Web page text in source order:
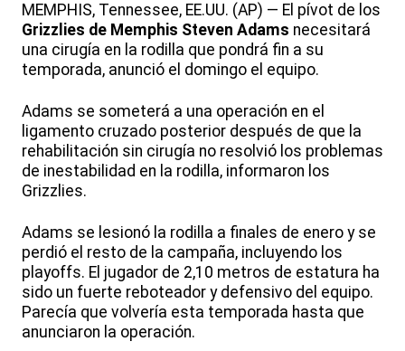
MEMPHIS, Tennessee, EE.UU. (AP) — El pívot de los
Grizzlies de Memphis Steven Adams necesitará
una cirugía en la rodilla que pondrá fin a su
temporada, anunció el domingo el equipo.
Adams se someterá a una operación en el
ligamento cruzado posterior después de que la
rehabilitación sin cirugía no resolvió los problemas
de inestabilidad en la rodilla, informaron los
Grizzlies.
Adams se lesionó la rodilla a finales de enero y se
perdió el resto de la campaña, incluyendo los
playoffs. El jugador de 2,10 metros de estatura ha
sido un fuerte reboteador y defensivo del equipo.
Parecía que volvería esta temporada hasta que
anunciaron la operación.